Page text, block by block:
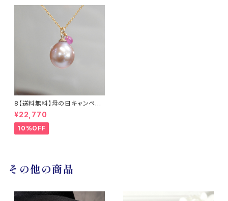
8【送料無料】母の日キャンペー
ン 淡水真珠とサファイアのネッ
クレス14KGF / TWINKLE
¥22,770
10%OFF
その他の商品